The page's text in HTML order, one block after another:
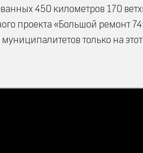
450 километров 170
проекта «Большой ремонт
только на